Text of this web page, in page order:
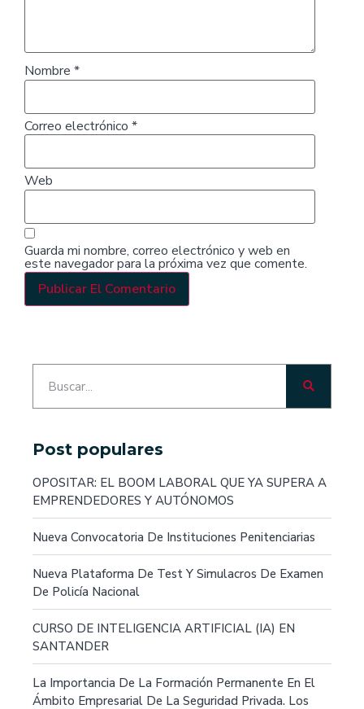
Nombre *
Correo electrónico *
Web
Guarda mi nombre, correo electrónico y web en
este navegador para la próxima vez que comente.
Post populares
OPOSITAR: EL BOOM LABORAL QUE YA SUPERA A
EMPRENDEDORES Y AUTÓNOMOS
Nueva Convocatoria De Instituciones Penitenciarias
Nueva Plataforma De Test Y Simulacros De Examen
De Policía Nacional
CURSO DE INTELIGENCIA ARTIFICIAL (IA) EN
SANTANDER
La Importancia De La Formación Permanente En El
Ámbito Empresarial De La Seguridad Privada. Los